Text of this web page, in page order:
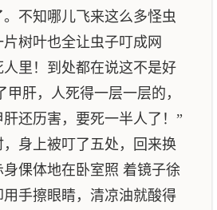
。不知哪儿飞来这么多怪虫
树叶也全让虫子叮成网
人里！到处都在说这不是好
肝，人死得一层一层的，
还历害，要死一半人了！”
身上被叮了五处，回来换
身倮体地在卧室照 着镜子徐
手擦眼睛，清凉油就酸得